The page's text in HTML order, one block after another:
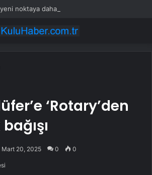
noktaya daha EDS geliyor
‘Rotary’den
Mart 20, 2025 0 0